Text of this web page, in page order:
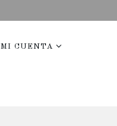
MI CUENTA